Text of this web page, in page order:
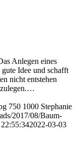
Anlegen eines
Idee und schafft
nicht entstehen
750 1000 Stephanie
2017/08/Baum-
2022-03-03